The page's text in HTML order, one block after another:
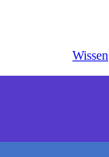
Wissen